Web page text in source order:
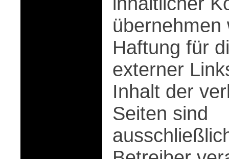
übernehmen
Haftung für
externer
Inhalt der
Seiten sind